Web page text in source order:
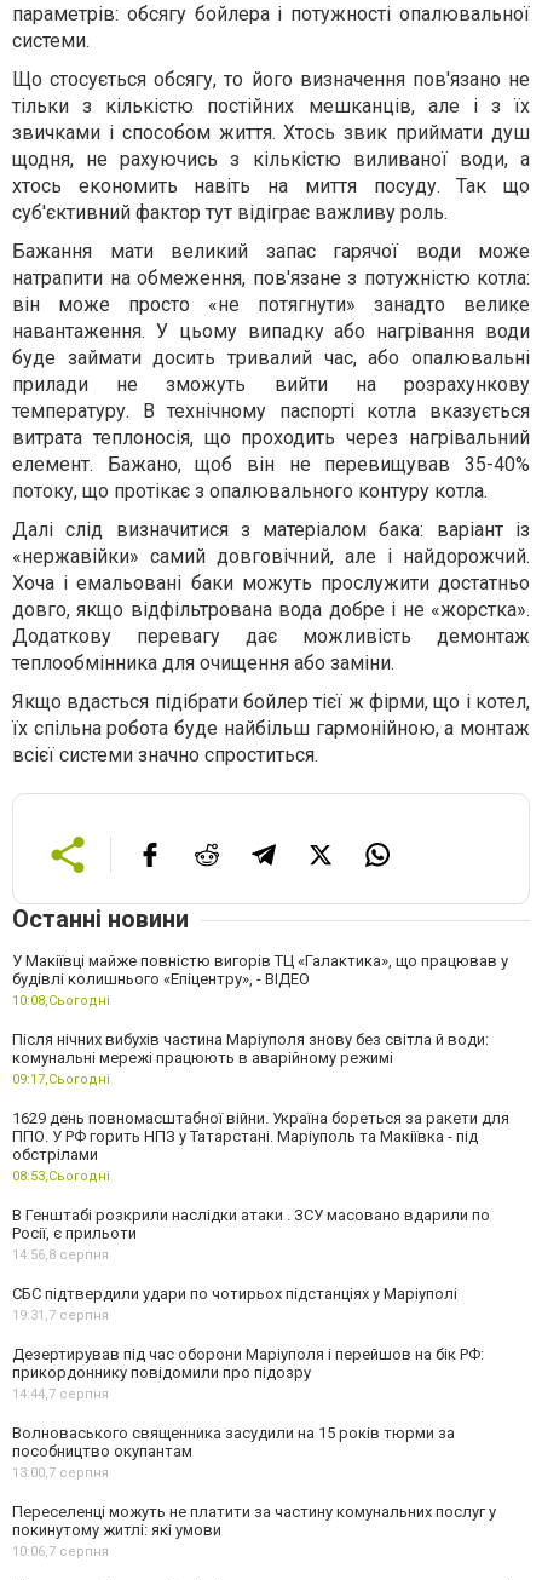
параметрів: обсягу бойлера і потужності опалювальної
системи.
Що стосується обсягу, то його визначення пов'язано не
тільки з кількістю постійних мешканців, але і з їх
звичками і способом життя. Хтось звик приймати душ
щодня, не рахуючись з кількістю виливаної води, а
хтось економить навіть на миття посуду. Так що
суб'єктивний фактор тут відіграє важливу роль.
Бажання мати великий запас гарячої води може
натрапити на обмеження, пов'язане з потужністю котла:
він може просто «не потягнути» занадто велике
навантаження. У цьому випадку або нагрівання води
буде займати досить тривалий час, або опалювальні
прилади не зможуть вийти на розрахункову
температуру. В технічному паспорті котла вказується
витрата теплоносія, що проходить через нагрівальний
елемент. Бажано, щоб він не перевищував 35-40%
потоку, що протікає з опалювального контуру котла.
Далі слід визначитися з матеріалом бака: варіант із
«нержавійки» самий довговічний, але і найдорожчий.
Хоча і емальовані баки можуть прослужити достатньо
довго, якщо відфільтрована вода добре і не «жорстка».
Додаткову перевагу дає можливість демонтаж
теплообмінника для очищення або заміни.
Якщо вдасться підібрати бойлер тієї ж фірми, що і котел,
їх спільна робота буде найбільш гармонійною, а монтаж
всієї системи значно спроститься.
Останні новини
У Макіївці майже повністю вигорів ТЦ «Галактика», що працював у
будівлі колишнього «Епіцентру», - ВІДЕО
10:08,Сьогодні
Після нічних вибухів частина Маріуполя знову без світла й води:
комунальні мережі працюють в аварійному режимі
09:17,Сьогодні
1629 день повномасштабної війни. Україна бореться за ракети для
ППО. У РФ горить НПЗ у Татарстані. Маріуполь та Макіївка - під
обстрілами
08:53,Сьогодні
В Генштабі розкрили наслідки атаки . ЗСУ масовано вдарили по
Росії, є прильоти
14:56,8 серпня
СБС підтвердили удари по чотирьох підстанціях у Маріуполі
19:31,7 серпня
Дезертирував під час оборони Маріуполя і перейшов на бік РФ:
прикордоннику повідомили про підозру
14:44,7 серпня
Волноваського священника засудили на 15 років тюрми за
пособництво окупантам
13:00,7 серпня
Переселенці можуть не платити за частину комунальних послуг у
покинутому житлі: які умови
10:06,7 серпня